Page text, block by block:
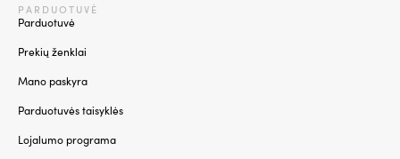
PARDUOTUVĖ
Parduotuvė
Prekių ženklai
Mano paskyra
Parduotuvės taisyklės
Lojalumo programa